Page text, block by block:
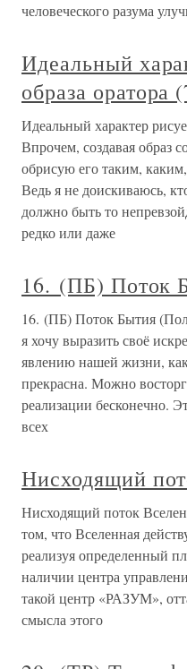
человеческого разума
Идеальный
образа оратора
Идеальный характер
Впрочем, создавая образ
обрисую его таким,
Ведь я не доискиваюсь,
должно быть то
редко или даже
16. (ПБ) Поток
16. (ПБ) Поток Бытия
я хочу выразить своё
явлению нашей жизни,
прекрасна. Можно
реализации бесконечно.
всех
Нисходящий
Нисходящий поток
том, что Вселенная
реализуя определенный
наличии центра
такой центр «РАЗУМ»,
смысла этого